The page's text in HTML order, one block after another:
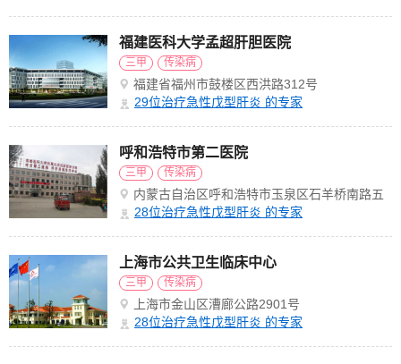
福建医科大学孟超肝胆医院
三甲 传染病
福建省福州市鼓楼区西洪路312号
29位治疗急性戊型肝炎 的专家
呼和浩特市第二医院
三甲 传染病
内蒙古自治区呼和浩特市玉泉区石羊桥南路五
里营1号
28位治疗急性戊型肝炎 的专家
上海市公共卫生临床中心
三甲 传染病
上海市金山区漕廊公路2901号
28位治疗急性戊型肝炎 的专家